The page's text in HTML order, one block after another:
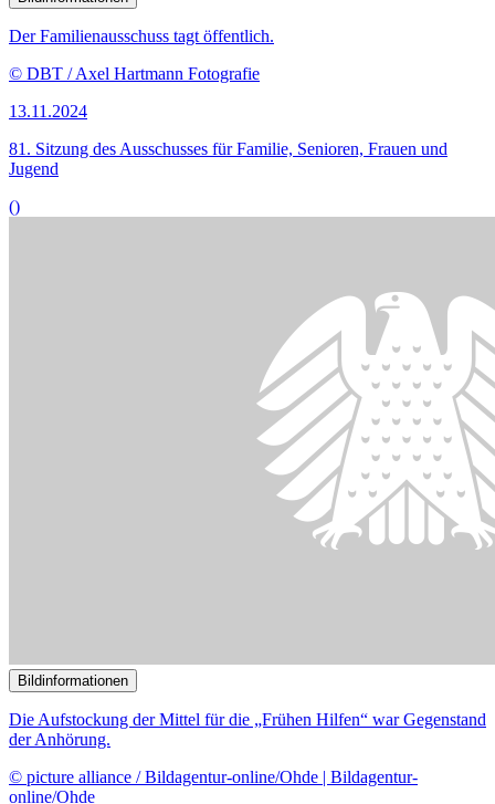
Der Familienausschuss tagt öffentlich.
© DBT / Axel Hartmann Fotografie
13.11.2024
81. Sitzung des Ausschusses für Familie, Senioren, Frauen und
Jugend
()
Die Aufstockung der Mittel für die „Frühen Hilfen“ war Gegenstand
Hilfen“
()